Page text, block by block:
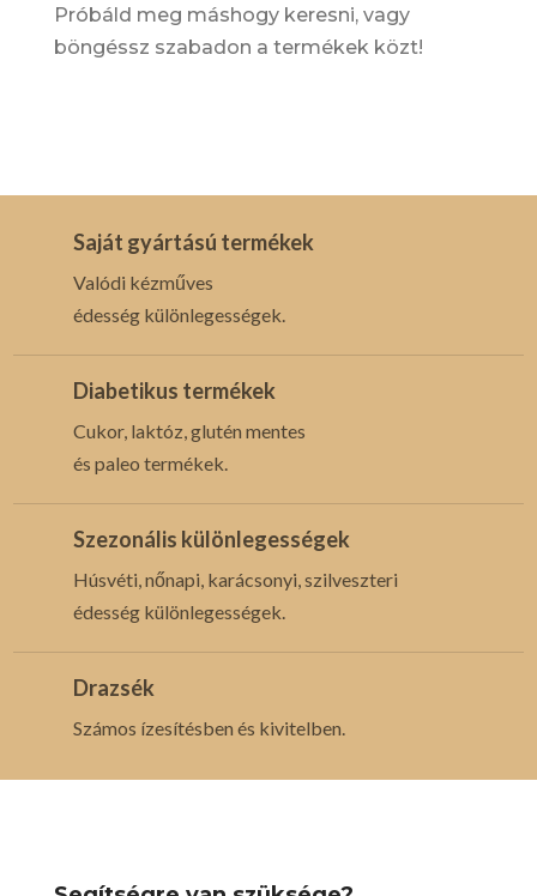
Próbáld meg máshogy keresni, vagy
böngéssz szabadon a termékek közt!
Saját gyártású termékek
Valódi kézműves
édesség különlegességek.
Diabetikus termékek
Cukor, laktóz, glutén mentes
és paleo termékek.
Szezonális különlegességek
Húsvéti, nőnapi, karácsonyi, szilveszteri
édesség különlegességek.
Drazsék
Számos ízesítésben és kivitelben.